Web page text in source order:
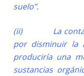
suelo”.
(ii) La
por disminuir la
produciría una
sustancias